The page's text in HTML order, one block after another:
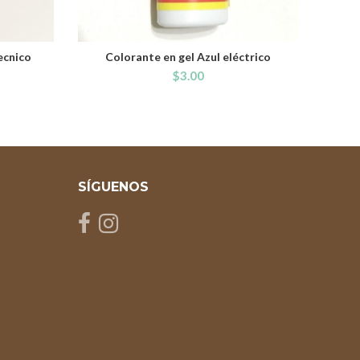
ADD TO CART
Colorante en gel Azul eléctrico
$3.00
SÍGUENOS